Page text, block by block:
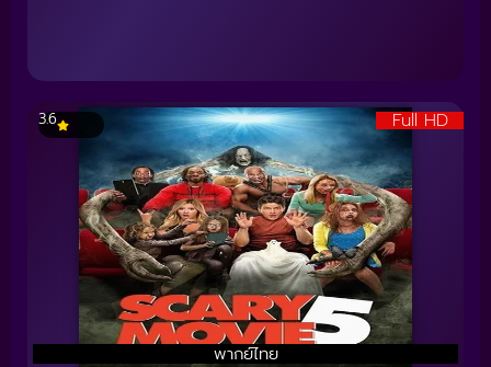
Full HD
พากย์ไทย
3.6